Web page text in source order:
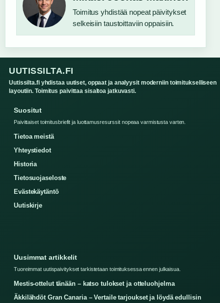
Toimitus yhdistää nopeat päivitykset
selkeisiin taustoittaviin oppaisiin.
UUTISSILTA.FI
Uutissilta.fi yhdistaa uutiset, oppaat ja analyysit moderniin toimitukselliseen
layoutiin. Toimitus paivittaa sisaltoa jatkuvasti.
Suositut
Paivittaiset toimitusbriefit ja luottamusresurssit nopeaa varmistusta varten.
Tietoa meistä
Yhteystiedot
Historia
Tietosuojaseloste
Evästekäytäntö
Uutiskirje
Uusimmat artikkelit
Tuoreimmat uutispaivitykset tarkistetaan toimituksessa ennen julkaisua.
Mestis-ottelut tänään – katso tulokset ja otteluohjelma
Äkkilähdöt Gran Canaria – Vertaile tarjoukset ja löydä edullisin